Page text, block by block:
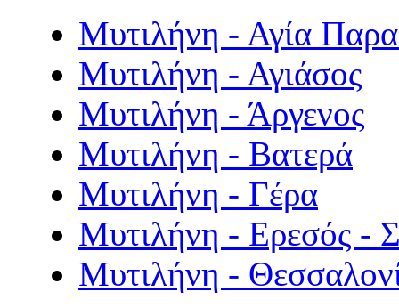
Μυτιλήνη - Αγία
Μυτιλήνη - Αγιάσος
Μυτιλήνη - Άργενος
Μυτιλήνη - Βατερά
Μυτιλήνη - Γέρα
Μυτιλήνη - Ερεσός -
Μυτιλήνη -